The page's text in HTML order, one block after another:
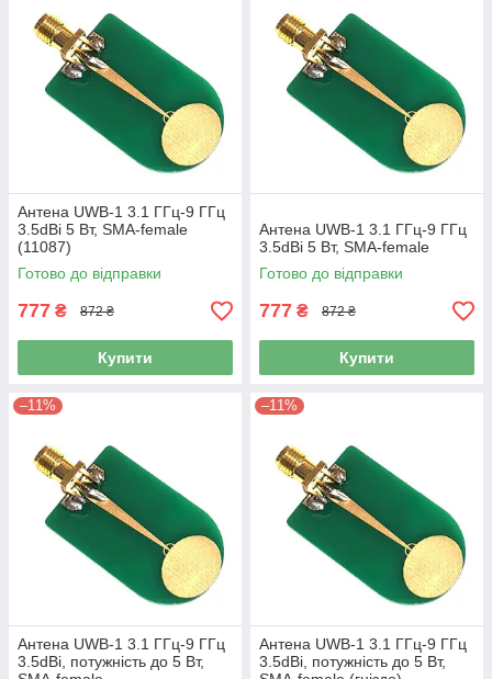
Антена UWB-1 3.1 ГГц-9 ГГц
3.5dBi 5 Вт, SMA-female
(11087)
Готово до відправки
777 ₴ 872 ₴
Купити
Антена UWB-1 3.1 ГГц-9 ГГц
3.5dBi 5 Вт, SMA-female
Готово до відправки
777 ₴ 872 ₴
Купити
–11%
Антена UWB-1 3.1 ГГц-9 ГГц
3.5dBi, потужність до 5 Вт,
–11%
Антена UWB-1 3.1 ГГц-9 ГГц
3.5dBi, потужність до 5 Вт,